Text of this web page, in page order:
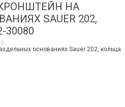
НА
SAUER 202,